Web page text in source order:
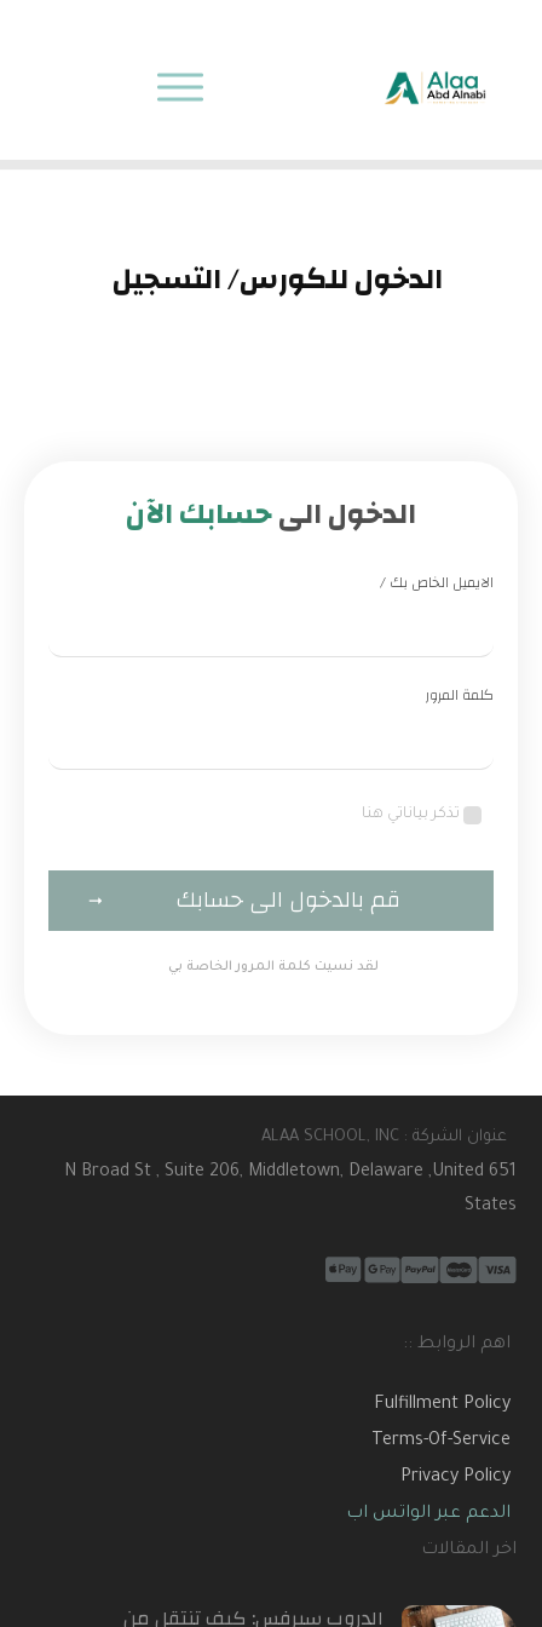
الدخول للكورس/ التسجيل
الدخول الىحسابك الآن
الايميل الخاص بك /
كلمة المرور
تذكر بياناتي هنا
قم بالدخول الى حسابك
لقد نسيت كلمة المرور الخاصة بي
اخر المقالات
الدروب سيرفس: كيف تنتقل من
اهم الروابط ::
Fulfillment Policy
Terms-Of-Service
Privacy Policy
الدعم عبر الواتس اب
عنوان الشركة : ALAA SCHOOL, INC
651 N Broad St , Suite 206, Middletown, Delaware ,United
States